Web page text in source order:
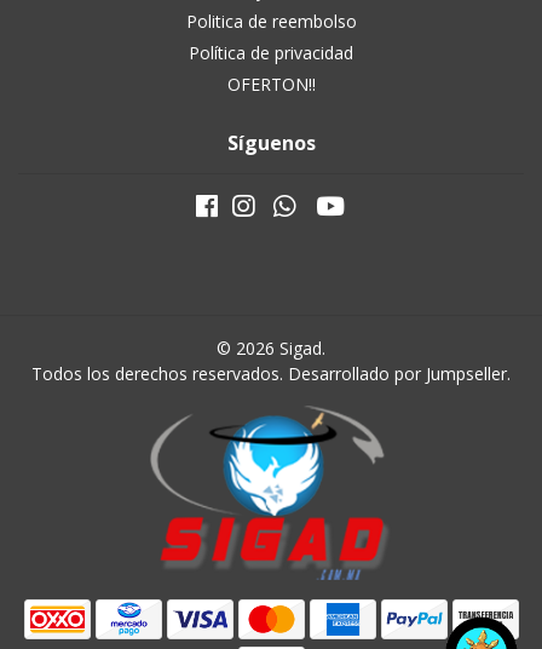
Politica de reembolso
Política de privacidad
OFERTON!!
Síguenos
© 2026 Sigad.
Todos los derechos reservados. Desarrollado por Jumpseller.